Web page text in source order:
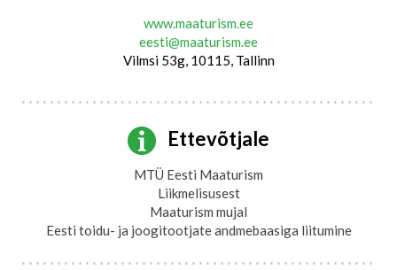
www.maaturism.ee
eesti@maaturism.ee
Vilmsi 53g, 10115, Tallinn
Ettevõtjale
MTÜ Eesti Maaturism
Liikmelisusest
Maaturism mujal
Eesti toidu- ja joogitootjate andmebaasiga liitumine